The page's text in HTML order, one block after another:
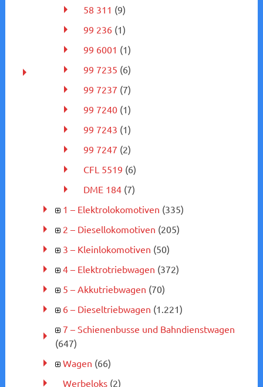
58 311 (9)
99 236(1)
99 6001 (1)
99 7235 (6)
99 7237 (7)
99 7240(1)
99 7243 (1)
99 7247 (2)
CFL 5519 (6)
DME 184(7)
1 – Elektrolokomotiven (335)
2 – Diesellokomotiven (205)
3 – Kleinlokomotiven (50)
4 – Elektrotriebwagen (372)
5 – Akkutriebwagen (70)
6 – Dieseltriebwagen (1.221)
7 – Schienenbusse und Bahndienstwagen
(647)
Wagen (66)
Werbeloks(2)